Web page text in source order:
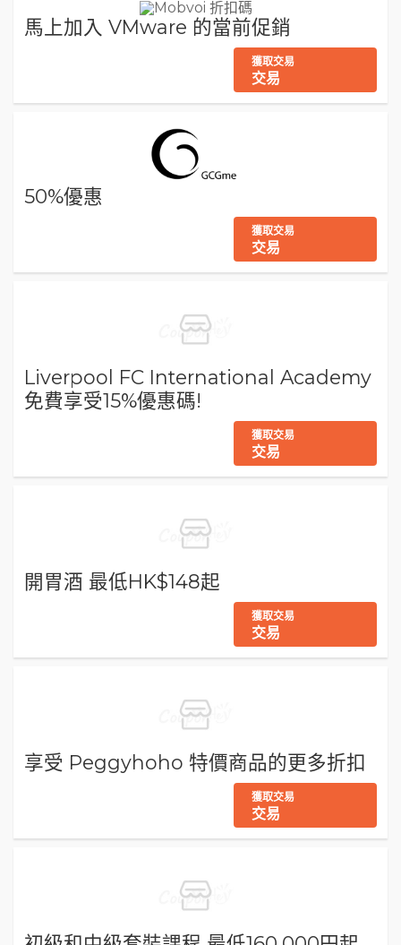
馬上加入 VMware 的當前促銷
獲取交易
交易
50%優惠
獲取交易
交易
Liverpool FC International Academy
免費享受15%優惠碼!
獲取交易
交易
開胃酒 最低HK$148起
獲取交易
交易
享受 Peggyhoho 特價商品的更多折扣
獲取交易
交易